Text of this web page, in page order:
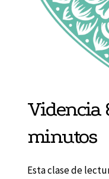
Videncia
minutos
Esta clase de